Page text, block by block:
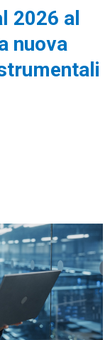
2026 al
nuova